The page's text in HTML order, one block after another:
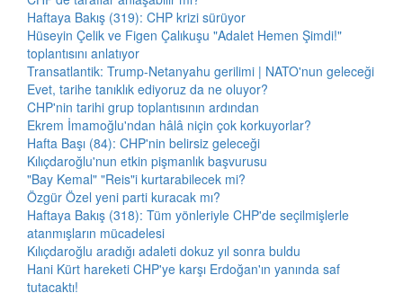
Haftaya Bakış (319): CHP krizi sürüyor
Hüseyin Çelik ve Figen Çalıkuşu "Adalet Hemen Şimdi!"
toplantısını anlatıyor
Transatlantik: Trump-Netanyahu gerilimi | NATO'nun geleceği
Evet, tarihe tanıklık ediyoruz da ne oluyor?
CHP'nin tarihi grup toplantısının ardından
Ekrem İmamoğlu'ndan hâlâ niçin çok korkuyorlar?
Hafta Başı (84): CHP'nin belirsiz geleceği
Kılıçdaroğlu'nun etkin pişmanlık başvurusu
"Bay Kemal" "Reis"i kurtarabilecek mi?
Özgür Özel yeni parti kuracak mı?
Haftaya Bakış (318): Tüm yönleriyle CHP'de seçilmişlerle
atanmışların mücadelesi
Kılıçdaroğlu aradığı adaleti dokuz yıl sonra buldu
Hani Kürt hareketi CHP'ye karşı Erdoğan'ın yanında saf
tutacaktı!